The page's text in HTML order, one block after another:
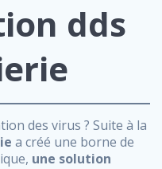
dds
des virus ? Suite à la
a créé une borne de
une solution